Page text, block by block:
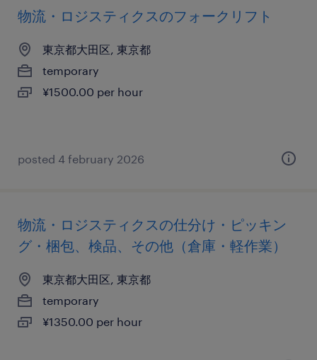
物流・ロジスティクスのフォークリフト
東京都大田区, 東京都
temporary
¥1500.00 per hour
posted 4 february 2026
物流・ロジスティクスの仕分け・ピッキン
グ・梱包、検品、その他（倉庫・軽作業）
東京都大田区, 東京都
temporary
¥1350.00 per hour